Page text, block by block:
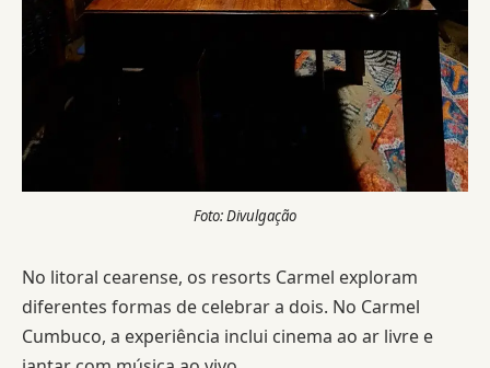
Foto: Divulgação
No litoral cearense, os resorts Carmel exploram
diferentes formas de celebrar a dois. No Carmel
Cumbuco, a experiência inclui cinema ao ar livre e